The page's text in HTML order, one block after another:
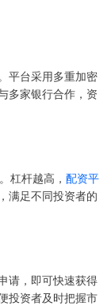
平台采用多重加密
多家银行合作，资
杠杆越高， 配资平
满足不同投资者的
请，即可快速获得
投资者及时把握市